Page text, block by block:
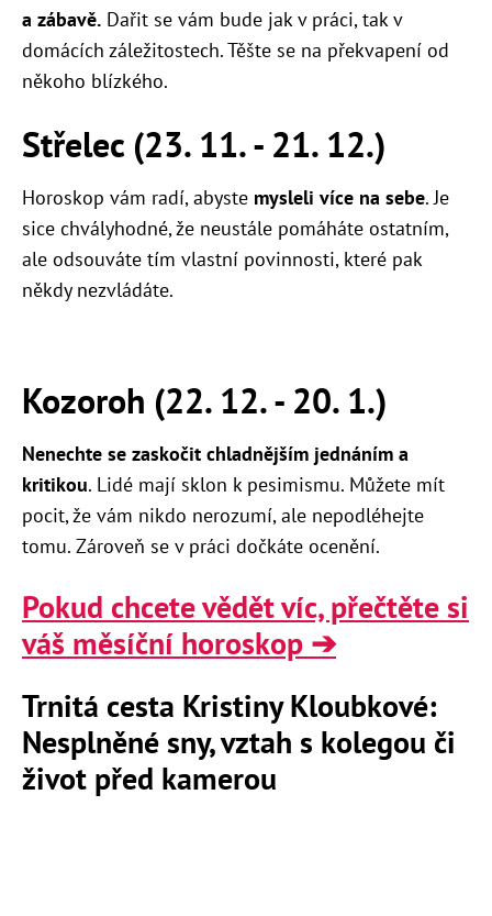
a zábavě. Dařit se vám bude jak v práci, tak v
domácích záležitostech. Těšte se na překvapení od
někoho blízkého.
Střelec (23. 11. - 21. 12.)
Horoskop vám radí, abyste mysleli více na sebe. Je
sice chvályhodné, že neustále pomáháte ostatním,
ale odsouváte tím vlastní povinnosti, které pak
někdy nezvládáte.
Kozoroh (22. 12. - 20. 1.)
Nenechte se zaskočit chladnějším jednáním a
kritikou. Lidé mají sklon k pesimismu. Můžete mít
pocit, že vám nikdo nerozumí, ale nepodléhejte
tomu. Zároveň se v práci dočkáte ocenění.
Pokud chcete vědět víc, přečtěte si
váš měsíční horoskop ➔
Trnitá cesta Kristiny Kloubkové:
Nesplněné sny, vztah s kolegou či
život před kamerou